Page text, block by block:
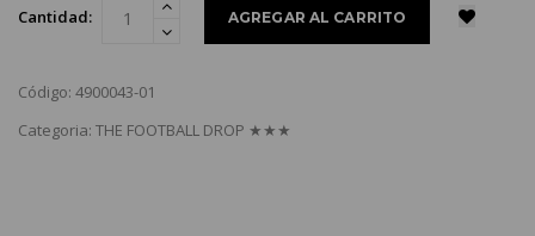
Cantidad:
Código: 4900043-01
Categoria: THE FOOTBALL DROP ★★★